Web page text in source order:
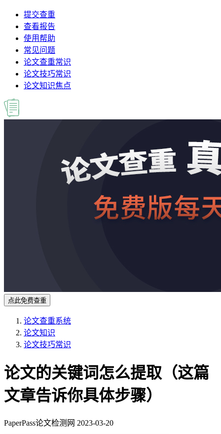
提交查重
查看报告
使用帮助
常见问题
论文查重常识
论文技巧常识
论文知识焦点
点此免费查重
论文查重系统
论文知识
论文技巧常识
论文的关键词怎么提取（这篇
文章告诉你具体步骤）
PaperPass论文检测网 2023-03-20